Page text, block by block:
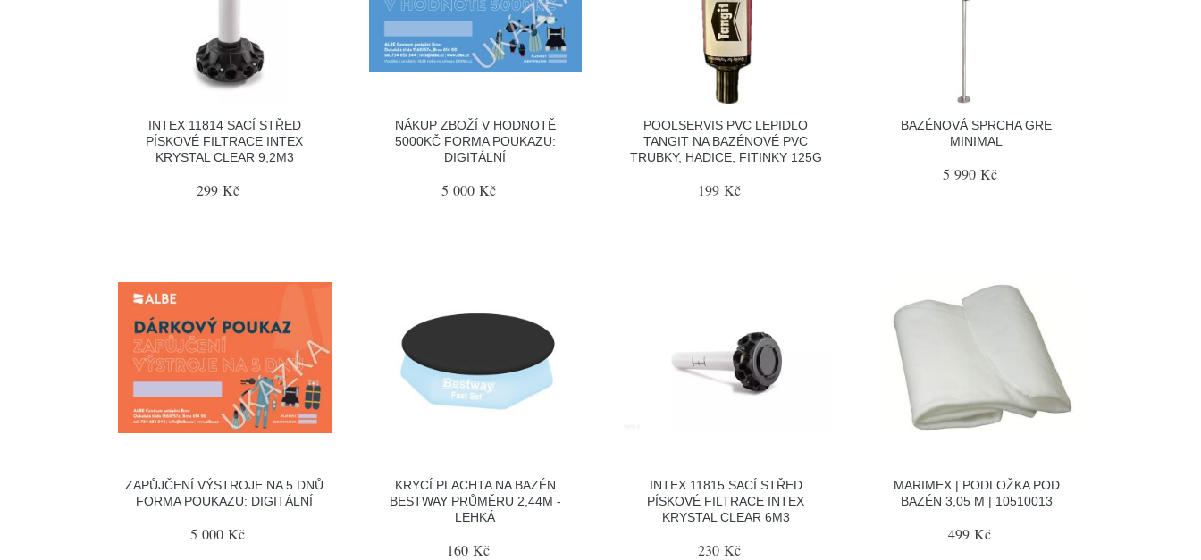
INTEX 11814 SACÍ STŘED
PÍSKOVÉ FILTRACE INTEX
KRYSTAL CLEAR 9,2M3
299 Kč
NÁKUP ZBOŽÍ V HODNOTĚ
5000KČ FORMA POUKAZU:
DIGITÁLNÍ
5 000 Kč
POOLSERVIS PVC LEPIDLO
TANGIT NA BAZÉNOVÉ PVC
TRUBKY, HADICE, FITINKY 125G
199 Kč
BAZÉNOVÁ SPRCHA GRE
MINIMAL
5 990 Kč
ZAPŮJČENÍ VÝSTROJE NA 5 DNŮ
FORMA POUKAZU: DIGITÁLNÍ
5 000 Kč
KRYCÍ PLACHTA NA BAZÉN
BESTWAY PRŮMĚRU 2,44M -
LEHKÁ
160 Kč
INTEX 11815 SACÍ STŘED
PÍSKOVÉ FILTRACE INTEX
KRYSTAL CLEAR 6M3
230 Kč
MARIMEX | PODLOŽKA POD
BAZÉN 3,05 M | 10510013
499 Kč